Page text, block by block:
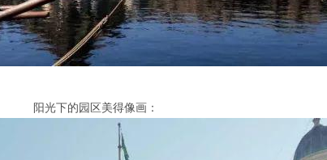
阳光下的园区美得像画：